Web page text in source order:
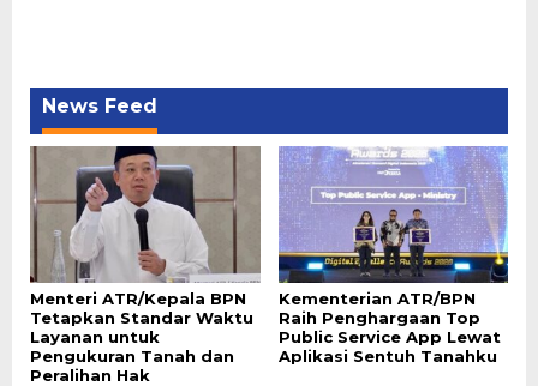
News Feed
Menteri ATR/Kepala BPN
Tetapkan Standar Waktu
Layanan untuk
Pengukuran Tanah dan
Peralihan Hak
Kementerian ATR/BPN
Raih Penghargaan Top
Public Service App Lewat
Aplikasi Sentuh Tanahku